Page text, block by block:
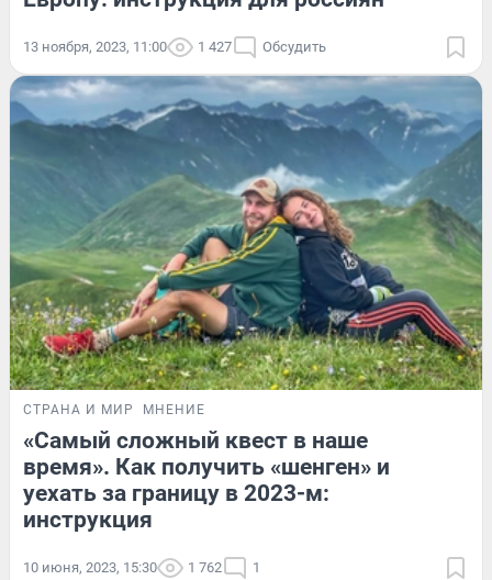
13 ноября, 2023, 11:00 1 427 Обсудить
СТРАНА И МИР МНЕНИЕ
«Самый сложный квест в наше
время». Как получить «шенген» и
уехать за границу в 2023-м:
инструкция
10 июня, 2023, 15:30 1 762 1